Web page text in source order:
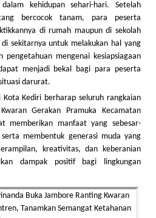
kehidupan sehari-hari. Setelah
bercocok tanam, para peserta
di rumah maupun di sekolah
sekitarnya untuk melakukan hal yang
pengetahuan mengenai kesiapsiagaan
menjadi bekal bagi para peserta
darurat.
Kediri berharap seluruh rangkaian
Gerakan Pramuka Kecamatan
memberikan manfaat yang sebesar-
membentuk generasi muda yang
kreativitas, dan keberanian
dampak positif bagi lingkungan